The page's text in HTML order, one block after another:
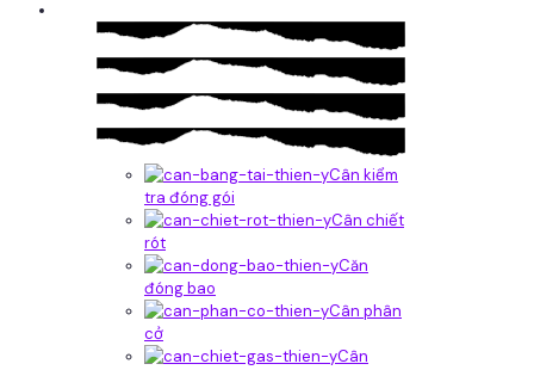
Cân kiểm
tra đóng gói
Cân chiết
rót
Căn
đóng bao
Cân phân
cở
Cân